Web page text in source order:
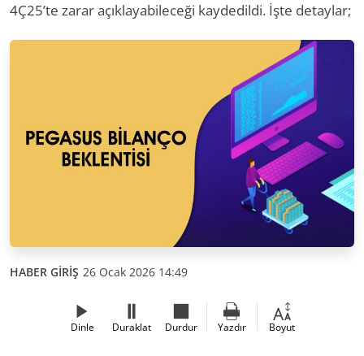
4Ç25’te zarar açıklayabileceği kaydedildi. İşte detaylar;
HABER GİRİŞ 26 Ocak 2026 14:49
Dinle Duraklat Durdur Yazdır Boyut